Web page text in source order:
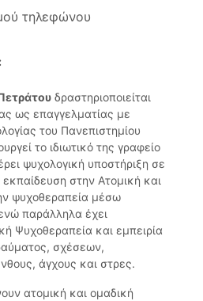
τηλεφώνου
δραστηριοποιείται
ως επαγγελματίας με
του Πανεπιστημίου
το ιδιωτικό της γραφείο
ψυχολογική υποστήριξη σε
εκπαίδευση στην Ατομική και
ψυχοθεραπεία μέσω
παράλληλα έχει
Ψυχοθεραπεία και εμπειρία
σχέσεων,
άγχους και στρες.
ατομική και ομαδική